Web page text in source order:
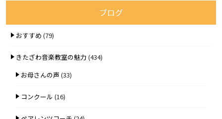
ブログ
おすすめ (79)
きたざわ音楽教室の魅力 (434)
お母さんの声 (33)
コンクール (16)